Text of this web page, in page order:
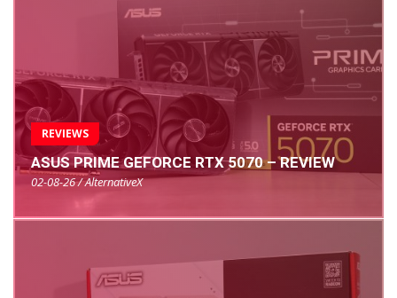
REVIEWS
ASUS PRIME GEFORCE RTX 5070 – REVIEW
02-08-26 / AlternativeX